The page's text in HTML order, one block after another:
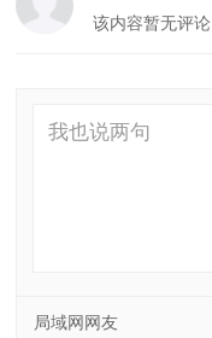
该内容暂无评论
局域网网友